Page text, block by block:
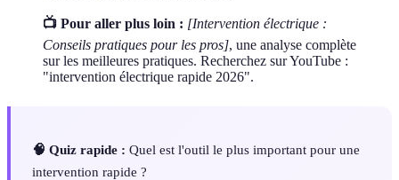
📺 Pour aller plus loin : [Intervention électrique :
Conseils pratiques pour les pros], une analyse complète
sur les meilleures pratiques. Recherchez sur YouTube :
"intervention électrique rapide 2026".
🧠 Quiz rapide : Quel est l'outil le plus important pour une
intervention rapide ?